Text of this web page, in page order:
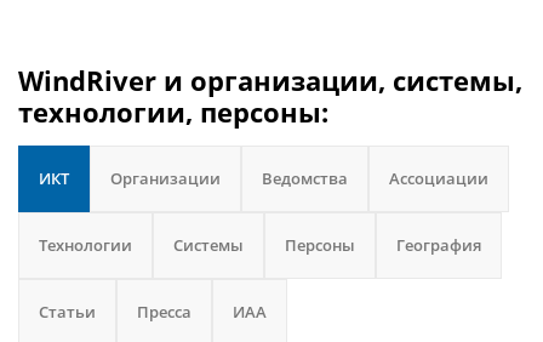
WindRiver и организации, системы,
технологии, персоны:
ИКТ Организации Ведомства Ассоциации
Технологии Системы Персоны География
Статьи Пресса ИАА